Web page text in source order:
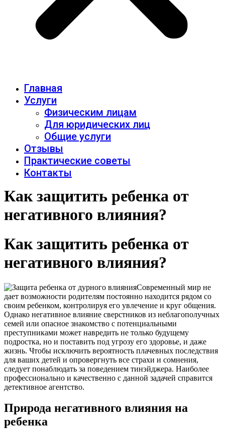
Главная
Услуги
Физическим лицам
Для юридических лиц
Общие услуги
Отзывы
Практические советы
Контакты
Как защитить ребенка от
негативного влияния?
Как защитить ребенка от
негативного влияния?
Современный мир не
дает возможности родителям постоянно находится рядом со
своим ребенком, контролируя его увлечение и круг общения.
Однако негативное влияние сверстников из неблагополучных
семей или опасное знакомство с потенциальными
преступниками может навредить не только будущему
подростка, но и поставить под угрозу его здоровье, и даже
жизнь. Чтобы исключить вероятность плачевных последствия
для ваших детей и опровергнуть все страхи и сомнения,
следует понаблюдать за поведением тинэйджера. Наиболее
профессионально и качественно с данной задачей справится
детективное агентство.
Природа негативного влияния на
ребенка